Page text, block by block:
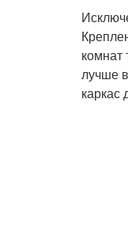
комнат
лучше
каркас